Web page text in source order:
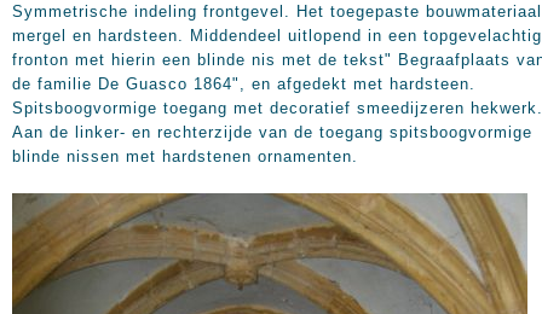
Symmetrische indeling frontgevel. Het toegepaste
mergel en hardsteen. Middendeel uitlopend in een topgevelachtig
fronton met hierin een blinde nis met de tekst" Begraafplaats
de familie De Guasco 1864", en afgedekt met hardsteen.
Spitsboogvormige toegang met decoratief smeedijzeren hekwerk.
Aan de linker- en rechterzijde van de toegang spitsboogvormige
blinde nissen met hardstenen ornamenten.